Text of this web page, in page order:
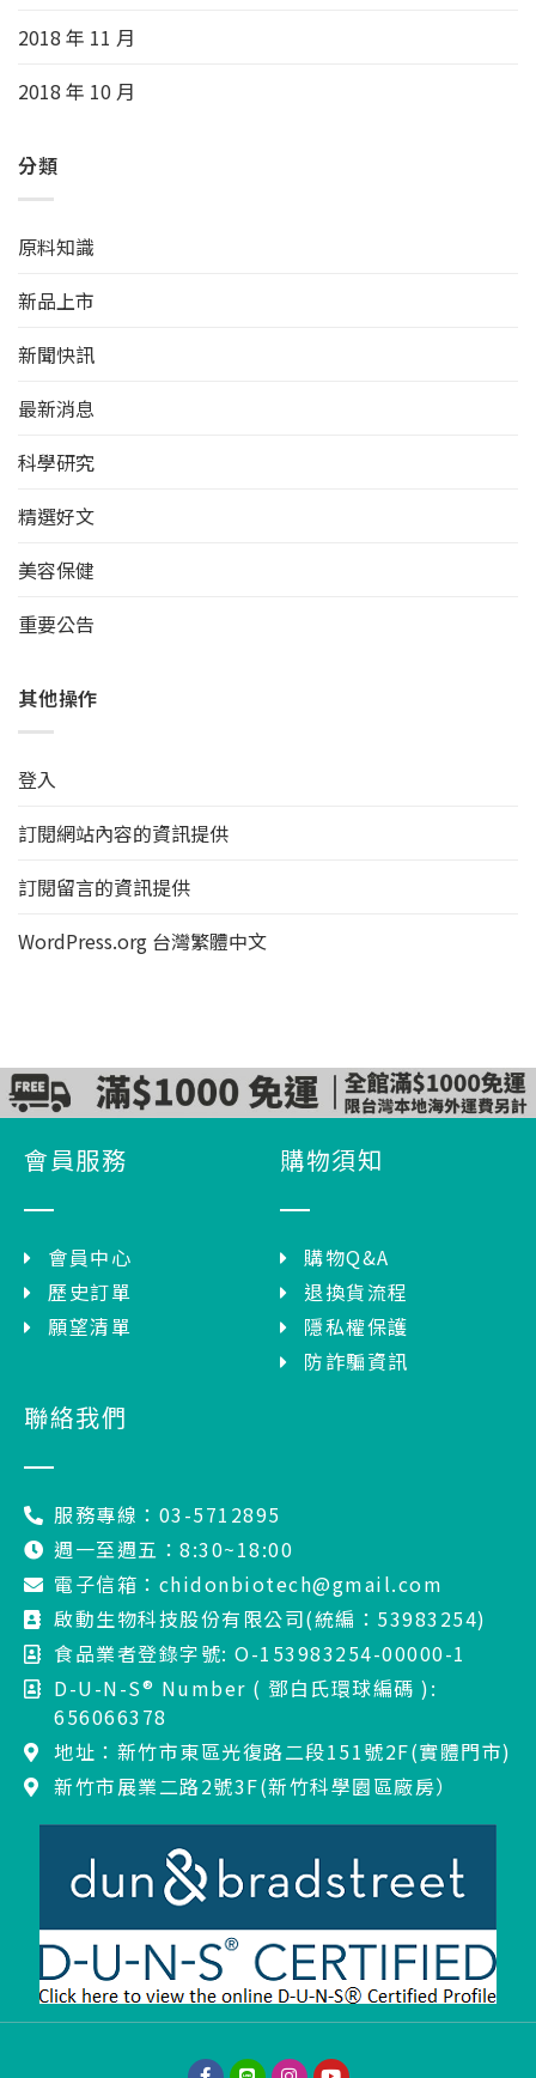
2018 年 11 月
2018 年 10 月
分類
原料知識
新品上市
新聞快訊
最新消息
科學研究
精選好文
美容保健
重要公告
其他操作
登入
訂閱網站內容的資訊提供
訂閱留言的資訊提供
WordPress.org 台灣繁體中文
會員服務
會員中心
歷史訂單
願望清單
購物須知
購物Q&A
退換貨流程
隱私權保護
防詐騙資訊
聯絡我們
服務專線：03-5712895
週一至週五：8:30~18:00
電子信箱：chidonbiotech@gmail.com
啟動生物科技股份有限公司(統編：53983254)
食品業者登錄字號: O-153983254-00000-1
D-U-N-S® Number ( 鄧白氏環球編碼 ):
656066378
地址：新竹市東區光復路二段151號2F(實體門市)
新竹市展業二路2號3F(新竹科學園區廠房）